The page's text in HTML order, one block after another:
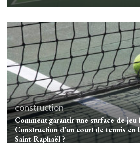
construction
Comment garantir une surface de jeu
Construction d’un court de tennis en
Saint-Raphaël ?